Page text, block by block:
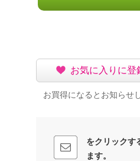
お気に入りに登
お買得になるとお知らせ
をクリックす
ます。